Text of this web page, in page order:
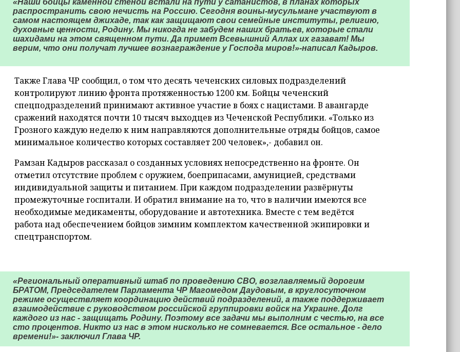
«Наши бойцы каменной стеной встали на пути у сатанистов, в планах которых
распространить свою нечисть на Россию. Сегодня воины-мусульмане участвуют в
самом настоящем джихаде, так как защищают свои семейные институты, религию,
духовные ценности, Родину. Мы никогда не забудем наших братьев, которые стали
шахидами на этом священном пути. Да примет Всевышний Аллах их газават! Мы
верим, что они получат лучшее вознаграждение у Господа миров!»-написал Кадыров.
Также Глава ЧР сообщил, о том что десять чеченских силовых подразделений
контролируют линию фронта протяженностью 1200 км. Бойцы чеченский
спецподразделений принимают активное участие в боях с нацистами. В авангарде
сражений находятся почти 10 тысяч выходцев из Чеченской Республики. «Только из
Грозного каждую неделю к ним направляются дополнительные отряды бойцов, самое
минимальное количество которых составляет 200 человек»,- добавил он.
Рамзан Кадыров рассказал о созданных условиях непосредственно на фронте. Он
отметил отсутствие проблем с оружием, боеприпасами, амуницией, средствами
индивидуальной защиты и питанием. При каждом подразделении развёрнуты
промежуточные госпитали. И обратил внимание на то, что в наличии имеются все
необходимые медикаменты, оборудование и автотехника. Вместе с тем ведётся
работа над обеспечением бойцов зимним комплектом качественной экипировки и
спецтранспортом.
«Региональный оперативный штаб по проведению СВО, возглавляемый дорогим
БРАТОМ, Председателем Парламента ЧР Магомедом Даудовым, в круглосуточном
режиме осуществляет координацию действий подразделений, а также поддерживает
взаимодействие с руководством российской группировки войск на Украине. Долг
каждого из нас - защищать Родину. Поэтому все задачи мы выполним с честью, на все
сто процентов. Никто из нас в этом нисколько не сомневается. Все остальное - дело
времени!»- заключил Глава ЧР.